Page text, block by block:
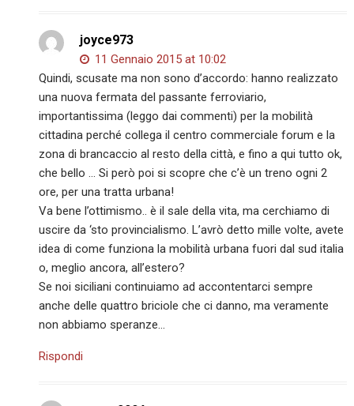
joyce973
11 Gennaio 2015 at 10:02
Quindi, scusate ma non sono d’accordo: hanno realizzato
una nuova fermata del passante ferroviario,
importantissima (leggo dai commenti) per la mobilità
cittadina perché collega il centro commerciale forum e la
zona di brancaccio al resto della città, e fino a qui tutto ok,
che bello … Si però poi si scopre che c’è un treno ogni 2
ore, per una tratta urbana!
Va bene l’ottimismo.. è il sale della vita, ma cerchiamo di
uscire da ‘sto provincialismo. L’avrò detto mille volte, avete
idea di come funziona la mobilità urbana fuori dal sud italia
o, meglio ancora, all’estero?
Se noi siciliani continuiamo ad accontentarci sempre
anche delle quattro briciole che ci danno, ma veramente
non abbiamo speranze…
Rispondi